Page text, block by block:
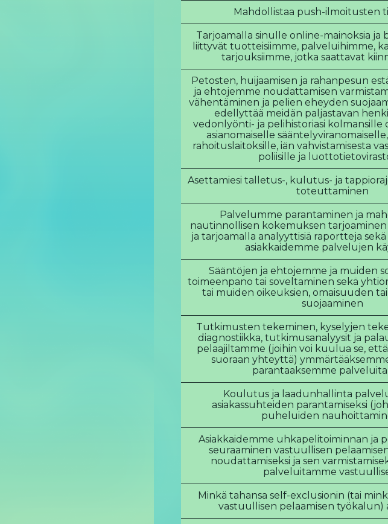
Mahdollistaa push-ilmoitusten
Tarjoamalla sinulle online-mainoksia ja
liittyvät tuotteisiimme, palveluihimme,
tarjouksiimme, jotka saattavat
Petosten, huijaamisen ja rahanpesun
ja ehtojemme noudattamisen
vähentäminen ja pelien eheyden
edellyttää meidän paljastavan
vedonlyönti- ja pelihistoriasi kolmansille
asianomaiselle
rahoituslaitoksille, iän vahvistamisesta
poliisille ja
Asettamiesi talletus-, kulutus- ja
toteuttaminen
Palvelumme parantaminen ja
nautinnollisen kokemuksen
ja tarjoamalla analyyttisiä raportteja
asiakkaidemme palvelujen
Sääntöjen ja ehtojemme ja muiden
toimeenpano tai soveltaminen sekä
tai muiden oikeuksien, omaisuuden
suojaaminen
Tutkimusten tekeminen, kyselyjen
diagnostiikka, tutkimusanalyysit ja
pelaajiltamme (joihin voi kuulua se,
suoraan yhteyttä)
parantaaksemme
Koulutus ja laadunhallinta
asiakassuhteiden parantamiseksi
puheluiden
Asiakkaidemme uhkapelitoiminnan ja
seuraaminen vastuullisen
noudattamiseksi ja sen
palveluitamme
Minkä tahansa self-exclusionin (tai
vastuullisen pelaamisen työkalun)